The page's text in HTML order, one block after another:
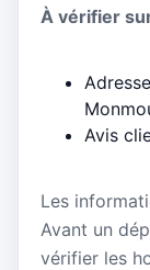
À vérifier
Avis
Les
Avant un
vérifier les